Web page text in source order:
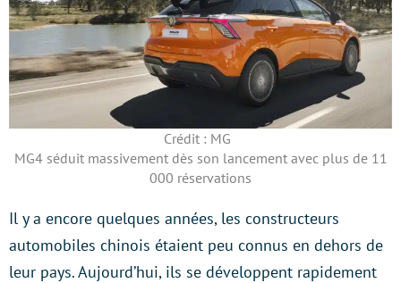
Crédit : MG
MG4 séduit massivement dès son lancement avec plus de 11
000 réservations
Il y a encore quelques années, les constructeurs
automobiles chinois étaient peu connus en dehors de
leur pays. Aujourd’hui, ils se développent rapidement